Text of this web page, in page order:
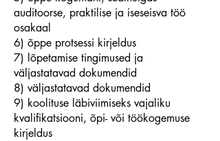
auditoorse, praktilise ja iseseisva töö
osakaal
6) õppe protsessi kirjeldus
7) lõpetamise tingimused ja
väljastatavad dokumendid
8) väljastatavad dokumendid
9) koolituse läbiviimiseks vajaliku
kvalifikatsiooni, õpi- või töökogemuse
kirjeldus